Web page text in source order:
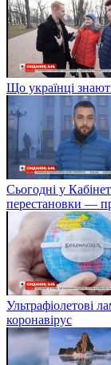
Що українці
Сьогодні у
перестановки —
Ультрафіолетові
коронавірус